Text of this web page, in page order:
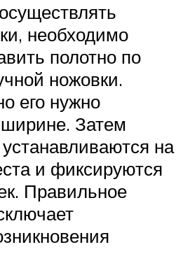
необходимо
полотно по
ножовки.
его нужно
Затем
на
и фиксируются
Правильное